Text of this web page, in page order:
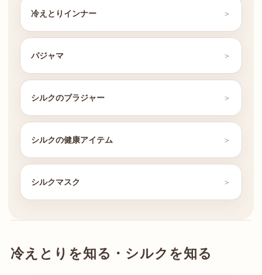
冷えとりインナー
パジャマ
シルクのブラジャー
シルクの健康アイテム
シルクマスク
冷えとりを知る・シルクを知る